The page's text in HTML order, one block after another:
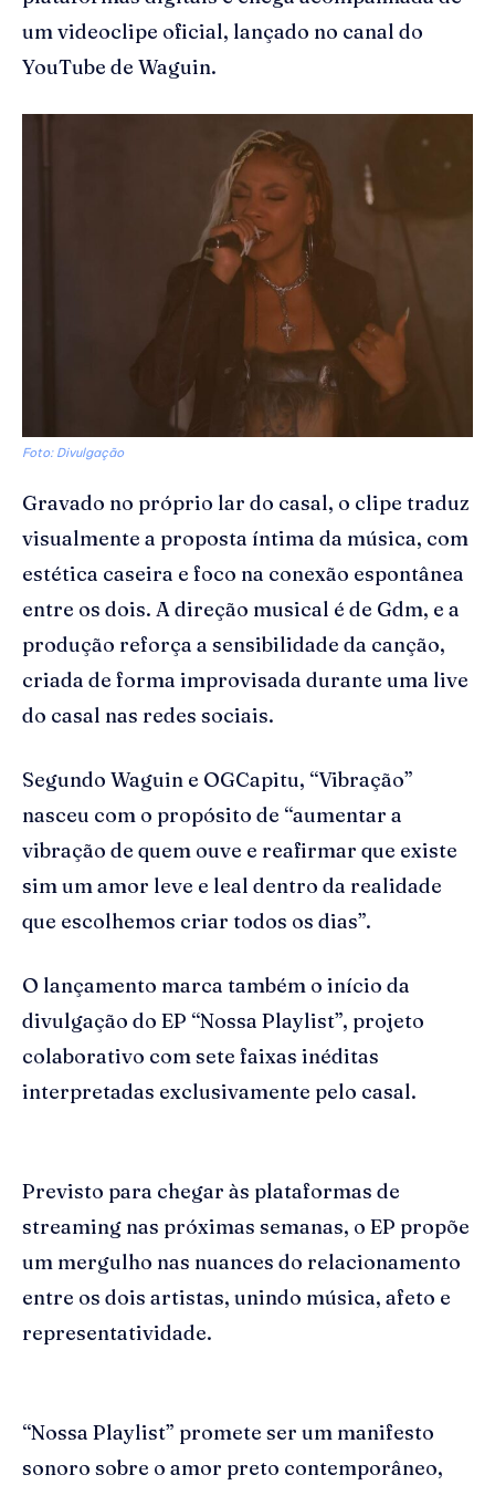
um videoclipe oficial, lançado no canal do
YouTube de Waguin.
Foto: Divulgação
Gravado no próprio lar do casal, o clipe traduz
visualmente a proposta íntima da música, com
estética caseira e foco na conexão espontânea
entre os dois. A direção musical é de Gdm, e a
produção reforça a sensibilidade da canção,
criada de forma improvisada durante uma live
do casal nas redes sociais.
Segundo Waguin e OGCapitu, “Vibração”
nasceu com o propósito de “aumentar a
vibração de quem ouve e reafirmar que existe
sim um amor leve e leal dentro da realidade
que escolhemos criar todos os dias”.
O lançamento marca também o início da
divulgação do EP “Nossa Playlist”, projeto
colaborativo com sete faixas inéditas
interpretadas exclusivamente pelo casal.
Previsto para chegar às plataformas de
streaming nas próximas semanas, o EP propõe
um mergulho nas nuances do relacionamento
entre os dois artistas, unindo música, afeto e
representatividade.
“Nossa Playlist” promete ser um manifesto
sonoro sobre o amor preto contemporâneo,